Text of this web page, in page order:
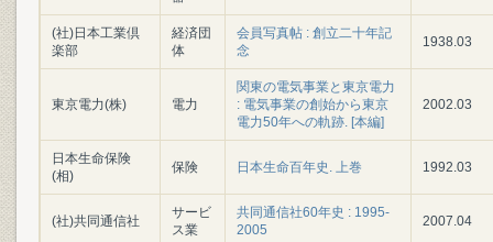
(社)日本工業倶
楽部
経済団
体
会員写真帖 : 創立二十年記
念
1938.03
東京電力(株) 電力
関東の電気事業と東京電力
: 電気事業の創始から東京
電力50年への軌跡. [本編]
2002.03
日本生命保険
(相)
保険 日本生命百年史. 上巻 1992.03
(社)共同通信社
サービ
ス業
共同通信社60年史 : 1995-
2005
2007.04